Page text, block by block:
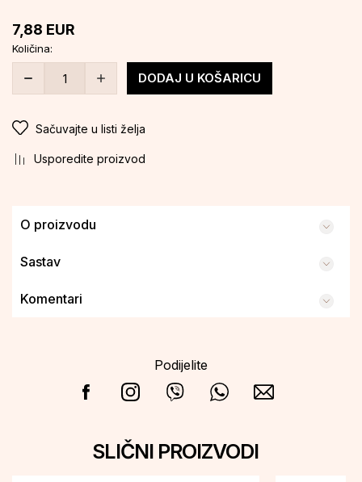
7,88 EUR
Količina:
DODAJ U KOŠARICU
Sačuvajte u listi želja
Usporedite proizvod
O proizvodu
Sastav
Komentari
Podijelite
SLIČNI PROIZVODI